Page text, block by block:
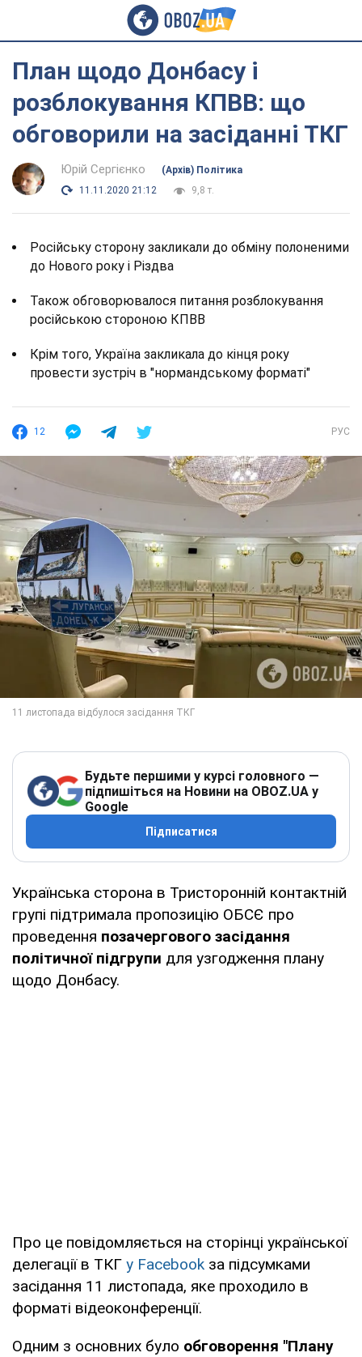
План щодо Донбасу і
розблокування КПВВ: що
обговорили на засіданні ТКГ
Юрій Сергієнко
(Архів) Політика
11.11.2020 21:12
9,8 т.
Російську сторону закликали до обміну полоненими
до Нового року і Різдва
Також обговорювалося питання розблокування
російською стороною КПВВ
Крім того, Україна закликала до кінця року
провести зустріч в "нормандському форматі"
12 РУС
Будьте першими у курсі головного —
підпишіться на Новини на OBOZ.UA у
Google
Підписатися
Українська сторона в Тристоронній контактній
групі підтримала пропозицію ОБСЄ про
проведення позачергового засідання
політичної підгрупи для узгодження плану
щодо Донбасу.
Про це повідомляється на сторінці української
делегації в ТКГ у Facebook за підсумками
засідання 11 листопада, яке проходило в
форматі відеоконференції.
Одним з основних було обговорення "Плану